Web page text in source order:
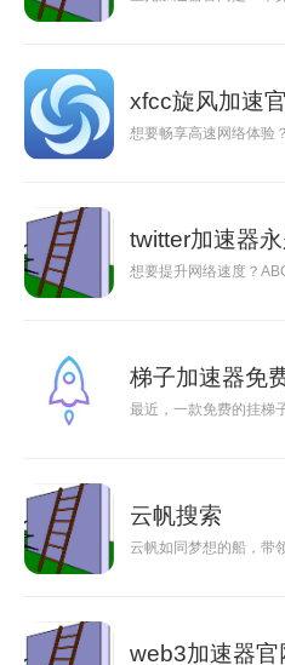
xfcc旋风加速
想要畅享高速网络体验
twitter加速器
想要提升网络速度？
梯子加速器免
最近，一款免费的挂梯
云帆搜索
云帆如同梦想的船，带
web3加速器官